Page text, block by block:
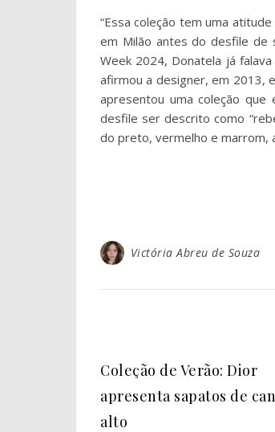
“Essa coleção tem uma
em Milão antes do desfile de
Week 2024, Donatela já
afirmou a designer, em 2013,
apresentou uma coleção
desfile ser descrito como
do preto, vermelho e marrom,
Victória Abreu de Souza
Coleção de Verão: Dior
apresenta sapatos de
alto